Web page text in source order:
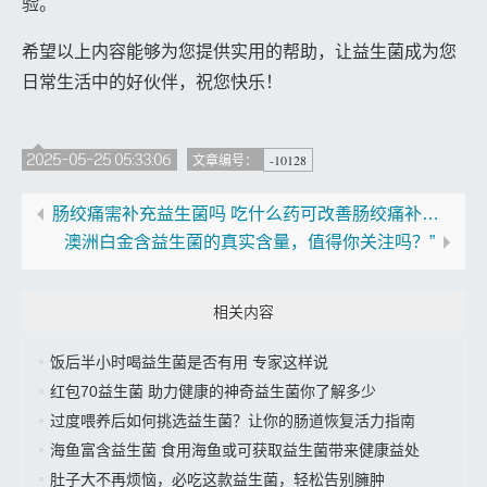
希望以上内容能够为您提供实用的帮助，让益生菌成为您
日常生活中的好伙伴，祝您快乐！
2025-05-25 05:33:06 文章编号： -10128
肠绞痛需补充益生菌吗 吃什么药可改善肠绞痛补充益生菌
澳洲白金含益生菌的真实含量，值得你关注吗？”
相关内容
饭后半小时喝益生菌是否有用 专家这样说
红包70益生菌 助力健康的神奇益生菌你了解多少
过度喂养后如何挑选益生菌？让你的肠道恢复活力指南
海鱼富含益生菌 食用海鱼或可获取益生菌带来健康益处
肚子大不再烦恼，必吃这款益生菌，轻松告别臃肿